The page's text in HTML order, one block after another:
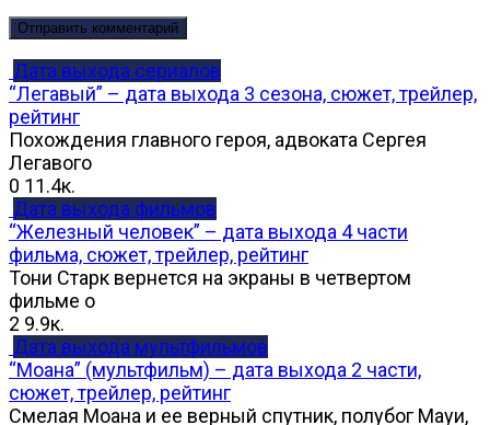
Дата выхода сериалов
“Легавый” – дата выхода 3 сезона, сюжет, трейлер,
рейтинг
Похождения главного героя, адвоката Сергея
Легавого
0 11.4к.
Дата выхода фильмов
“Железный человек” – дата выхода 4 части
фильма, сюжет, трейлер, рейтинг
Тони Старк вернется на экраны в четвертом
фильме о
2 9.9к.
Дата выхода мультфильмов
“Моана” (мультфильм) – дата выхода 2 части,
сюжет, трейлер, рейтинг
Смелая Моана и ее верный спутник, полубог Мауи,